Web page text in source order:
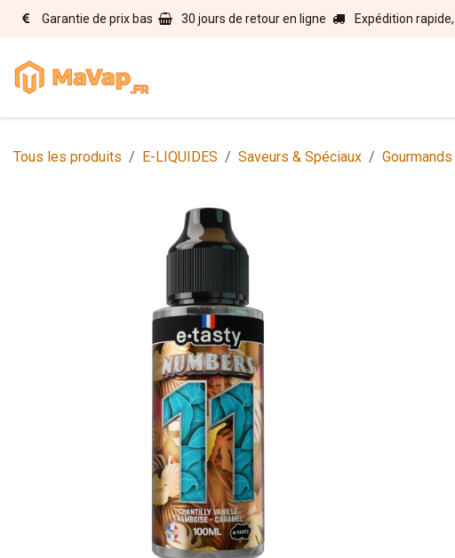
Se rendre au contenu
Garantie de prix bas 30 jours de retour en ligne Expédition
Tous les produits E-LIQUIDES Saveurs & Spéciaux Gourmands